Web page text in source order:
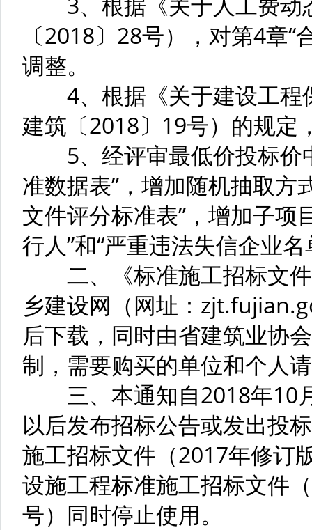
〔2018〕28号），对第4章
调整。
4、根据《关于建设工程
建筑〔2018〕19号）的规定
5、经评审最低价投标价
准数据表”，增加随机抽取方
文件评分标准表”，增加子项
行人”和“严重违法失信企业
二、《标准施工招标文件
乡建设网（网址：
后下载，同时由省建筑业协
制，需要购买的单位和个人
三、本通知自2018年10
以后发布招标公告或发出投
施工招标文件（2017年修订
设施工程标准施工招标文件
号）同时停止使用。